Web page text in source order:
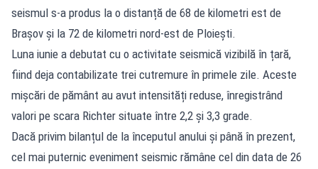
seismul s-a produs la o distanță de 68 de kilometri est de
Brașov și la 72 de kilometri nord-est de Ploiești.
Luna iunie a debutat cu o activitate seismică vizibilă în țară,
fiind deja contabilizate trei cutremure în primele zile. Aceste
mișcări de pământ au avut intensități reduse, înregistrând
valori pe scara Richter situate între 2,2 și 3,3 grade.
Dacă privim bilanțul de la începutul anului și până în prezent,
cel mai puternic eveniment seismic rămâne cel din data de 26